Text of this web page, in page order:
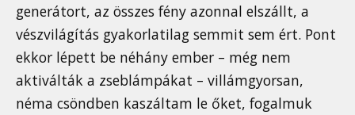
generátort, az összes fény azonnal elszállt, a
vészvilágítás gyakorlatilag semmit sem ért. Pont
ekkor lépett be néhány ember – még nem
aktiválták a zseblámpákat – villámgyorsan,
néma csöndben kaszáltam le őket, fogalmuk